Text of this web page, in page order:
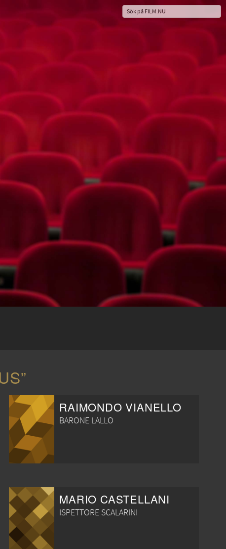
RAIMONDO VIANELLO
BARONE LALLO
MARIO CASTELLANI
ISPETTORE SCALARINI